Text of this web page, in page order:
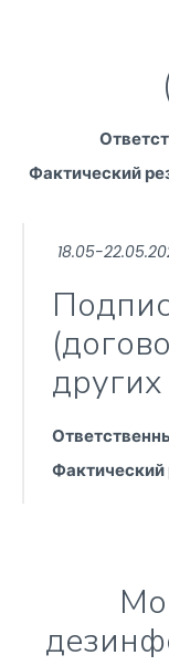
Фактический
18.05-
Фактический